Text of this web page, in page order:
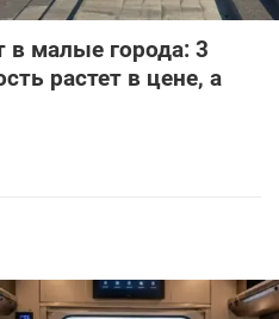
в малые города: 3
растет в цене, а